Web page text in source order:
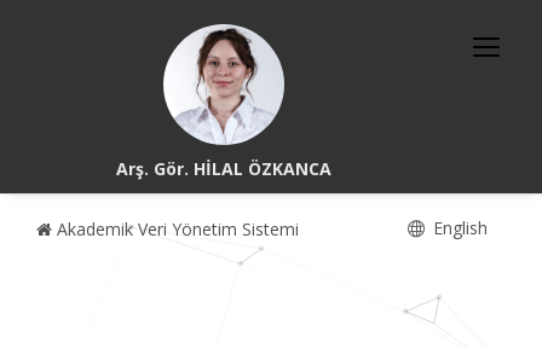
Arş. Gör. HİLAL ÖZKANCA
Akademik Veri Yönetim Sistemi English